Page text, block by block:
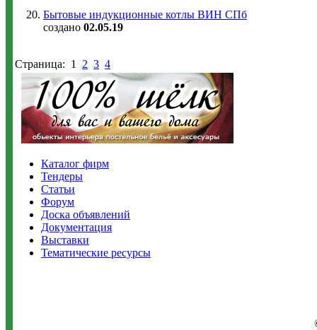
Бытовые индукционные котлы ВИН СПб
создано 02.05.19
Страница: 1 2 3 4
Каталог фирм
Тендеры
Статьи
Форум
Доска объявлений
Документация
Выставки
Тематические ресурсы